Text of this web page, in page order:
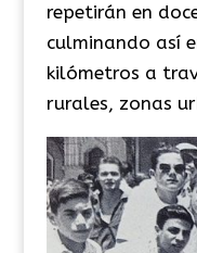
repetirán en
culminando así
kilómetros a
rurales, zonas